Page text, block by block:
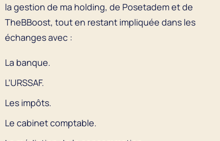
la gestion de ma holding, de Posetadem et de
TheBBoost, tout en restant impliquée dans les
échanges avec :
La banque.
L’URSSAF.
Les impôts.
Le cabinet comptable.